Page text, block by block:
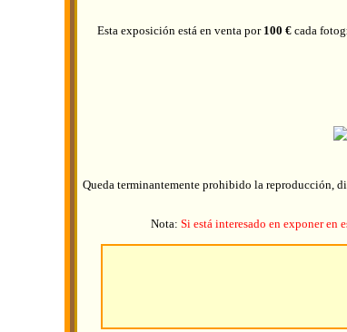
Esta exposición está en venta por 100 € cada
Queda terminantemente prohibido la reproducción,
Nota: Si está interesado en exponer en